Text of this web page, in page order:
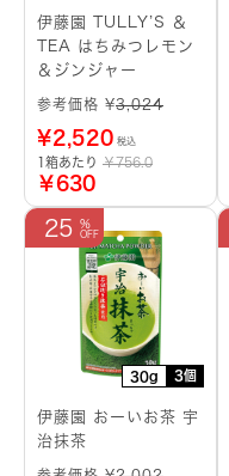
伊藤園 TULLY’S ＆
TEA はちみつレモン
＆ジンジャー
参考価格 ¥3,024
¥2,520 税込
1箱あたり ￥756.0
￥630
30g 3個
25
伊藤園 おーいお茶 宇
治抹茶